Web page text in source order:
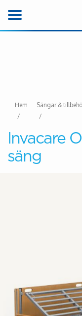
Hem Sängar &
Invacare
säng